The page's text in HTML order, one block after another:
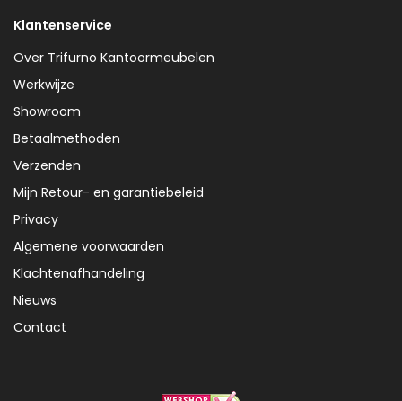
Klantenservice
Over Trifurno Kantoormeubelen
Werkwijze
Showroom
Betaalmethoden
Verzenden
Mijn Retour- en garantiebeleid
Privacy
Algemene voorwaarden
Klachtenafhandeling
Nieuws
Contact